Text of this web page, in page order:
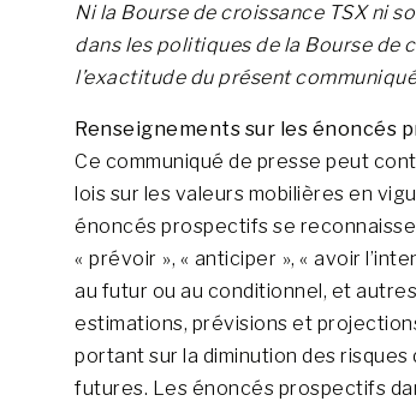
Ni la Bourse de croissance TSX ni
dans les politiques de la Bourse de
l’exactitude du présent
Renseignements sur les énoncés
Ce communiqué de presse peut
lois sur les valeurs mobilières en
énoncés prospectifs se
« prévoir », « anticiper », « avoir
au futur ou au conditionnel, et
estimations, prévisions et
portant sur la diminution des
futures. Les énoncés prospectifs